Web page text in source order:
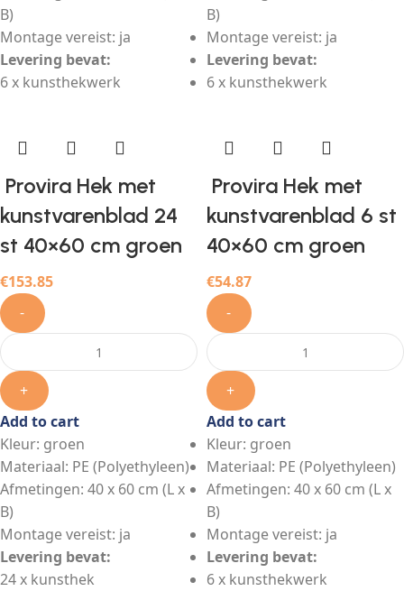
B)
Montage vereist: ja
Levering bevat:
6 x kunsthekwerk
B)
Montage vereist: ja
Levering bevat:
6 x kunsthekwerk
Provira Hek met
kunstvarenblad 24
st 40×60 cm groen
€153.85
-
+
Add to cart
Kleur: groen
Materiaal: PE (Polyethyleen)
Afmetingen: 40 x 60 cm (L x
B)
Montage vereist: ja
Levering bevat:
24 x kunsthek
Provira Hek met
kunstvarenblad 6 st
40×60 cm groen
€54.87
-
+
Add to cart
Kleur: groen
Materiaal: PE (Polyethyleen)
Afmetingen: 40 x 60 cm (L x
B)
Montage vereist: ja
Levering bevat:
6 x kunsthekwerk